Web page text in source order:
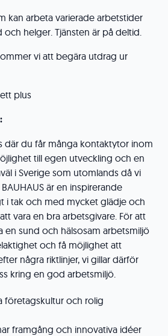
kan arbeta varierade arbetstider
helger. Tjänsten är på deltid.
vi att begära utdrag ur
plus
där du får många kontaktytor inom
till egen utveckling och en
i Sverige som utomlands då vi
är en inspirerande
i tak och med mycket glädje och
vara en bra arbetsgivare. För att
en sund och hälsosam arbetsmiljö
och få möjlighet att
några riktlinjer, vi gillar därför
kring en god arbetsmiljö.
företagskultur och rolig
framgång och innovativa idéer